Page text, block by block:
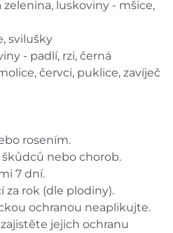
zelenina, luskoviny - mšice,
svilušky
- padlí, rzi, černá
červci, puklice, zavíječ
rosením.
nebo chorob.
7 dní.
za rok (dle plodiny).
ochranou neaplikujte.
jejich ochranu